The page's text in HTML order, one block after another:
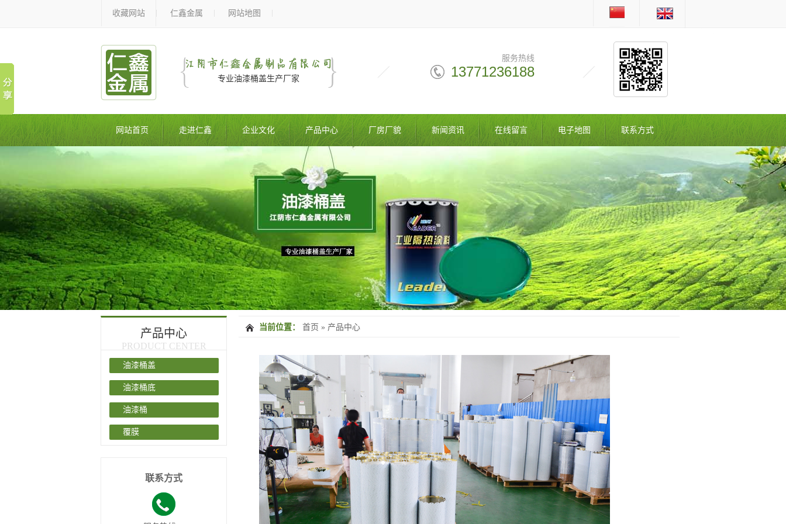
收藏网站 仁鑫金属 网站地图
专业油漆桶盖生产厂家
服务热线
13771236188
网站首页 走进仁鑫 企业文化 产品中心 厂房厂貌 新闻资讯 在线留言 电子地图 联系方式
产品中心
PRODUCT CENTER
油漆桶盖
油漆桶底
油漆桶
覆膜
联系方式
当前位置： 首页 » 产品中心